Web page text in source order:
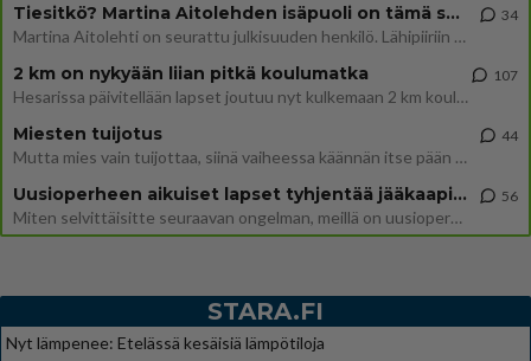
Tiesitkö? Martina Aitolehden isäpuoli on tämä suosittu laulaja
Martina Aitolehti on seurattu julkisuuden henkilö. Lähipiiriin mahtuu muitakin tunnettuja henkilöitä. Tiesitkö, että Ma
34
2 km on nykyään liian pitkä koulumatka
Hesarissa päivitellään lapset joutuu nyt kulkemaan 2 km kouluun jösses. Ruostefillarilla tuo matka menee vaikka miten äk
107
Miesten tuijotus
Mutta mies vain tuijottaa, siinä vaiheessa käännän itse pään pois. Mikä juttu? Yleensä jos joku tuijottaa tai katsoo, hä
44
Uusioperheen aikuiset lapset tyhjentää jääkaapin käydessään
Miten selvittäisitte seuraavan ongelman, meillä on uusioperhe, minulla teini-ikäiset lapset ja puolisolla aikuiset, jotk
56
STARA.FI
Nyt lämpenee: Etelässä kesäisiä lämpötiloja